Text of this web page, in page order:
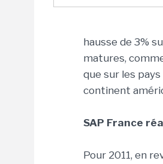
hausse de 3%
matures,
que sur les
continent
SAP France
Pour 2011, en